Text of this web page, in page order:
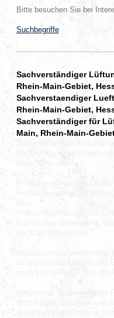
Bitte besuchen Sie bei
Suchbegriffe
Sachverständiger
Rhein-Main-Gebiet,
Sachverstaendiger
Rhein-Main-Gebiet,
Sachverständiger für
Main, Rhein-Main-
Sachverständiger für
Main, Rhein-Main
Prüfachverstaendiger
Prüfsachverständiger
Prüfsachverständiger für
Prüfsachverständiger für
bauaufsichtlich anerkannter
für technische Anlagen und
nach §20 HPPVO i.V.m. §2
Vorprüfung, baubegleitende
ersten Inbetriebnahme und
wiederkehrende Prüfung,